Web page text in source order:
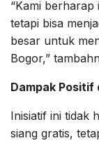
“Kami berharap
tetapi bisa
besar untuk
Bogor,”
Dampak Positif
Inisiatif ini tidak
siang gratis,